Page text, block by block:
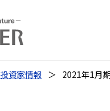
投資家情報 2021年1月